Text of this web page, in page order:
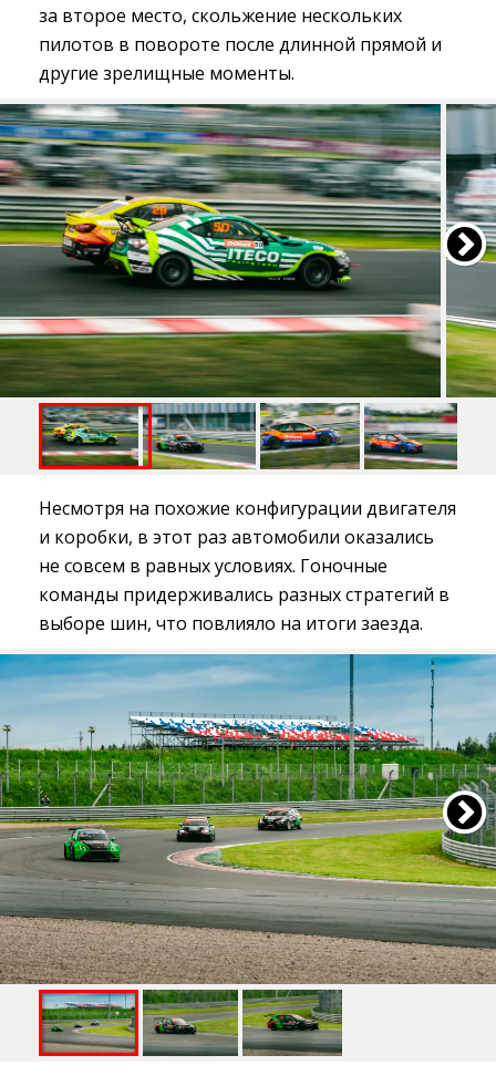
за второе место, скольжение нескольких
пилотов в повороте после длинной прямой и
другие зрелищные моменты.
Несмотря на похожие конфигурации двигателя
и коробки, в этот раз автомобили оказались
не совсем в равных условиях. Гоночные
команды придерживались разных стратегий в
выборе шин, что повлияло на итоги заезда.